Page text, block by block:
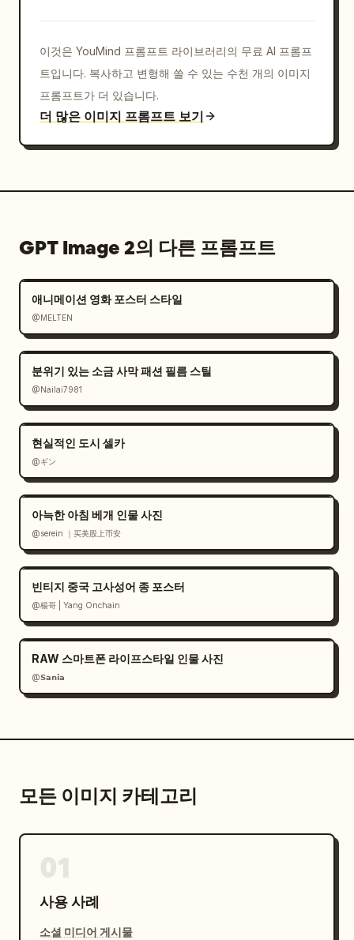
이것은 YouMind 프롬프트 라이브러리의 무료 AI 프롬프
트입니다. 복사하고 변형해 쓸 수 있는 수천 개의 이미지
프롬프트가 더 있습니다.
더 많은 이미지 프롬프트 보기
GPT Image 2의 다른 프롬프트
애니메이션 영화 포스터 스타일
@MELTEN
분위기 있는 소금 사막 패션 필름 스틸
@Nailai7981
현실적인 도시 셀카
@ギン
아늑한 아침 베개 인물 사진
@serein ｜买美股上币安
빈티지 중국 고사성어 종 포스터
@楊哥 | Yang Onchain
RAW 스마트폰 라이프스타일 인물 사진
@𝗦𝗮𝗻𝗶𝗮
모든 이미지 카테고리
사용 사례
소셜 미디어 게시물